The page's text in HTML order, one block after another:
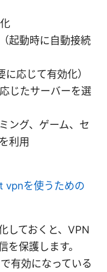
起動時に自動接続
応じて有効化）
じたサーバーを選
ング、ゲーム、セ
利用
を使うための
しておくと、VPN
を保護します。
有効になっている